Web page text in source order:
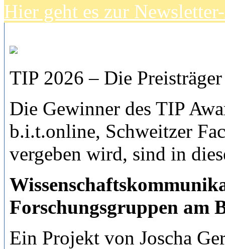
Hier geht es zur
TIP 2026 – Die
Die Gewinner des TIP
b.i.t.online, Schweitzer
vergeben wird, sind in
Forschungsgruppen am
Ein Projekt von Joscha